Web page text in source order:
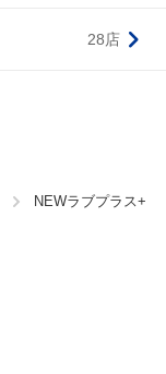
28店
NEWラブプラス+